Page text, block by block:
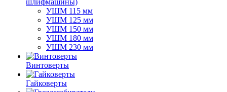
шлифмашины)
УШМ 115 мм
УШМ 125 мм
УШМ 150 мм
УШМ 180 мм
УШМ 230 мм
Винтоверты
Гайковерты